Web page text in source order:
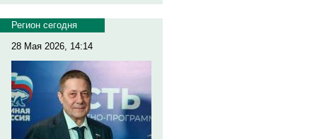
Регион сегодня
28 Мая 2026, 14:14